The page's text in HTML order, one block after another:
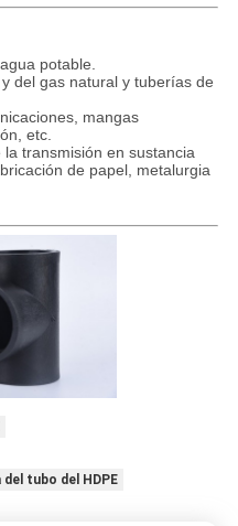
potable.
del gas natural y tuberías de
mangas
etc.
transmisión en sustancia
de papel, metalurgia
tubo del HDPE